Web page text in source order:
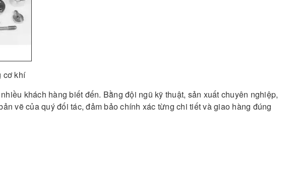
khách hàng biết đến. Bằng đội ngũ kỹ thuật, sản xuất chuyên nghiệp,
vẽ của quý đối tác, đảm bảo chính xác từng chi tiết và giao hàng đúng